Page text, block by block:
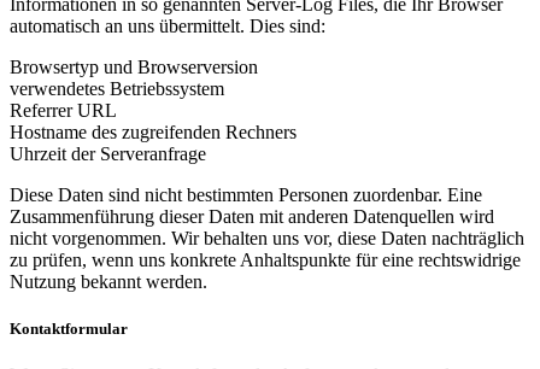
automatisch an uns übermittelt. Dies sind:
Browsertyp und Browserversion
verwendetes Betriebssystem
Referrer URL
Hostname des zugreifenden Rechners
Uhrzeit der Serveranfrage
Diese Daten sind nicht bestimmten Personen zuordenbar. Eine
Zusammenführung dieser Daten mit anderen Datenquellen wird
nicht vorgenommen. Wir behalten uns vor, diese Daten nachträglich
zu prüfen, wenn uns konkrete Anhaltspunkte für eine rechtswidrige
Nutzung bekannt werden.
Kontaktformular